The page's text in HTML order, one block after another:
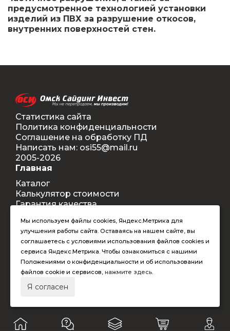
предусмотренное технологией установки
изделий из ПВХ за разрушение откосов,
внутренних поверхностей стен.
Статистика сайта
Политика конфиденциальности
Соглашение на обработку ПД
Написать нам: osi55@mail.ru
2005-2026
Главная
Каталог
Калькулятор стоимости
Гарантия качества
Контакты
Покупателям
Способы оплаты
Условия оформления заказа
Таблица допустимых размеров
Мы используем файлы cookies, Яндекс.Метрика для
улучшения работы сайта. Оставаясь на нашем сайте, вы
соглашаетесь с условиями использования файлов cookies и
сервиса Яндекс.Метрика. Чтобы ознакомиться с нашими
Положениями о конфиденциальности и об использовании
файлов cookie и сервисов, нажмите здесь.
Я согласен